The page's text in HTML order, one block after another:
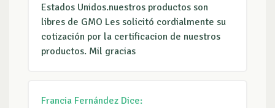
Estados Unidos.nuestros productos son
libres de GMO Les solicitó cordialmente su
cotización por la certificacion de nuestros
productos. Mil gracias
Francia Fernández Dice: